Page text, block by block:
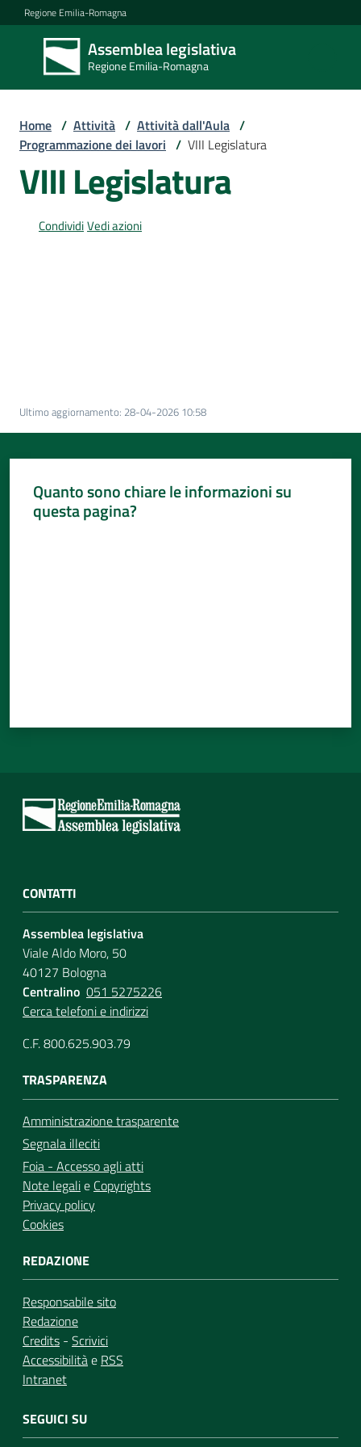
Vai al contenuto
Vai alla navigazione
Vai al footer
Regione Emilia-Romagna
Assemblea legislativa
Regione Emilia-Romagna
Assemblea
legislativa
Regione Emilia-
Assemblea
Attività
media
cittadini
Home / Attività / Attività dall'Aula /
Programmazione dei lavori / VIII Legislatura
VIII Legislatura
CondividiVedi azioni
Ultimo aggiornamento: 28-04-2026 10:58
Quanto sono chiare le informazioni su
questa pagina?
CONTATTI
Assemblea legislativa
Viale Aldo Moro, 50
40127 Bologna
Centralino 051 5275226
Cerca telefoni e indirizzi
C.F. 800.625.903.79
TRASPARENZA
Amministrazione trasparente
Segnala illeciti
Foia - Accesso agli atti
Note legalie Copyrights
Privacy policy
Cookies
REDAZIONE
Responsabile sito
Redazione
Credits - Scrivici
Accessibilitàe RSS
Intranet
SEGUICI SU